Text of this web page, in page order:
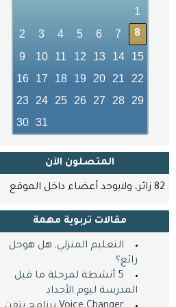
1
2
3 4 5 6 7 8
9 10 11 12 13 14
15
16
17 18 19 20 21
22
23
24 25 26 27 28
29
30
31
المتصلون اﻵن
82 زائر، ولايوجد أعضاء داخل الموقع
مقالات تربوية مهمة
التعليم المنزلي, هل هوحل
رائع؟
5 أنشطة لمرحلة ما قبل
المدرسة ليوم الأجداد